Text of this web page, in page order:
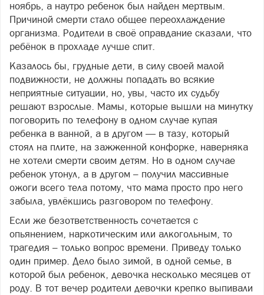
ноябрь, а наутро ребенок был найден мертвым.
Причиной смерти стало общее переохлаждение
организма. Родители в своё оправдание сказали, что
ребёнок в прохладе лучше спит.
Казалось бы, грудные дети, в силу своей малой
подвижности, не должны попадать во всякие
неприятные ситуации, но, увы, часто их судьбу
решают взрослые. Мамы, которые вышли на минутку
поговорить по телефону в одном случае купая
ребенка в ванной, а в другом — в тазу, который
стоял на плите, на зажженной конфорке, наверняка
не хотели смерти своим детям. Но в одном случае
ребенок утонул, а в другом – получил массивные
ожоги всего тела потому, что мама просто про него
забыла, увлёкшись разговором по телефону.
Если же безответственность сочетается с
опьянением, наркотическим или алкогольным, то
трагедия – только вопрос времени. Приведу только
один пример. Дело было зимой, в одной семье, в
которой был ребенок, девочка несколько месяцев от
роду. В тот вечер родители девочки крепко выпивали